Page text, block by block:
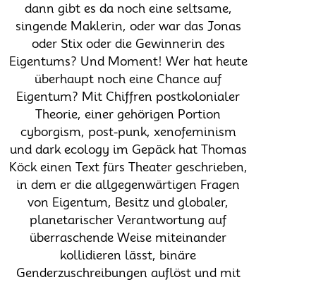
dann gibt es da noch eine seltsame,
singende Maklerin, oder war das Jonas
oder Stix oder die Gewinnerin des
Eigentums? Und Moment! Wer hat heute
überhaupt noch eine Chance auf
Eigentum? Mit Chiffren postkolonialer
Theorie, einer gehörigen Portion
cyborgism, post-punk, xenofeminism
und dark ecology im Gepäck hat Thomas
Köck einen Text fürs Theater geschrieben,
in dem er die allgegenwärtigen Fragen
von Eigentum, Besitz und globaler,
planetarischer Verantwortung auf
überraschende Weise miteinander
kollidieren lässt, binäre
Genderzuschreibungen auflöst und mit